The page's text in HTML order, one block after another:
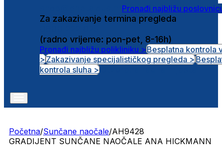
Pronađi najbližu
Za zakazivanje termina pregleda
(radno vrijeme: pon-pet, 8-16h)
Pronađi najbližu polikliniku >Besplatna kontrola
>Zakazivanje specijalističkog pregleda >
kontrola sluha >
Početna/Sunčane naočale/AH9428
GRADIJENT SUNČANE NAOČALE ANA HICKMANN